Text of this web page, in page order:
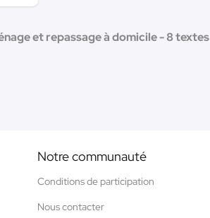
et repassage à domicile - 8 textes
Notre communauté
Conditions de participation
Nous contacter